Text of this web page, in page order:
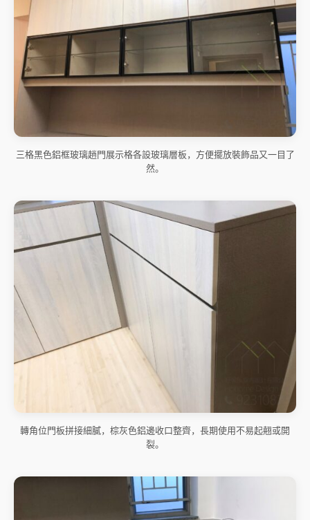
三格黑色鋁框玻璃趟門展示格各設玻璃層板，方便擺放裝飾品又一目了
然。
轉角位門板拼接細膩，棕灰色鋁邊收口整齊，長期使用不易起翹或開
裂。